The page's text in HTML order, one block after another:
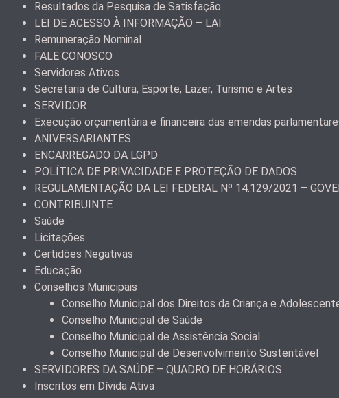
Resultados da Pesquisa de Satisfação
LEI DE ACESSO À INFORMAÇÃO – LAI
Remuneração Nominal
FALE CONOSCO
Servidores Ativos
Secretaria de Cultura, Esporte, Lazer, Turismo e Artes
SERVIDOR
Execução orçamentária e financeira das emendas
ANIVERSARIANTES
ENCARREGADO DA LGPD
POLÍTICA DE PRIVACIDADE E PROTEÇÃO DE DADOS
REGULAMENTAÇÃO DA LEI FEDERAL Nº 14.129/2021 –
CONTRIBUINTE
Saúde
Licitações
Certidões Negativas
Educação
Conselhos Municipais
Conselho Municipal dos Direitos da Criança e
Conselho Municipal de Saúde
Conselho Municipal de Assistência Social
Conselho Municipal de Desenvolvimento Sustentável
SERVIDORES DA SAÚDE – QUADRO DE HORÁRIOS
Inscritos em Dívida Ativa